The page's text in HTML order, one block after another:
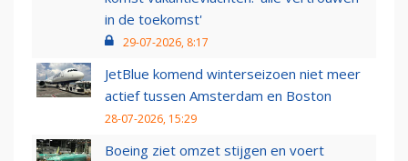
in de toekomst'
29-07-2026, 8:17
JetBlue komend winterseizoen niet meer
actief tussen Amsterdam en Boston
28-07-2026, 15:29
Boeing ziet omzet stijgen en voert